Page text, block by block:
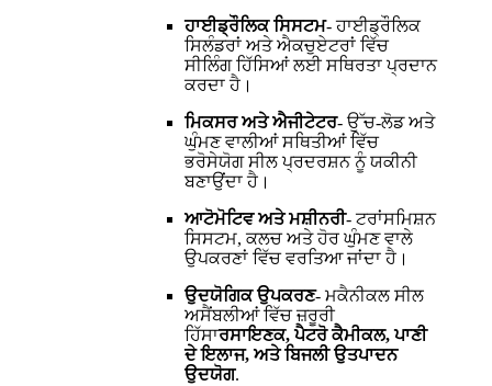
ਹਾਈਡ੍ਰੌਲਿਕ ਸਿਸਟਮ- ਹਾਈਡ੍ਰੌਲਿਕ
ਸਿਲੰਡਰਾਂ ਅਤੇ ਐਕਚੁਏਟਰਾਂ ਵਿੱਚ
ਸੀਲਿੰਗ ਹਿੱਸਿਆਂ ਲਈ ਸਥਿਰਤਾ ਪ੍ਰਦਾਨ
ਕਰਦਾ ਹੈ।
ਮਿਕਸਰ ਅਤੇ ਐਜੀਟੇਟਰ- ਉੱਚ-ਲੋਡ ਅਤੇ
ਘੁੰਮਣ ਵਾਲੀਆਂ ਸਥਿਤੀਆਂ ਵਿੱਚ
ਭਰੋਸੇਯੋਗ ਸੀਲ ਪ੍ਰਦਰਸ਼ਨ ਨੂੰ ਯਕੀਨੀ
ਬਣਾਉਂਦਾ ਹੈ।
ਆਟੋਮੋਟਿਵ ਅਤੇ ਮਸ਼ੀਨਰੀ- ਟਰਾਂਸਮਿਸ਼ਨ
ਸਿਸਟਮ, ਕਲਚ ਅਤੇ ਹੋਰ ਘੁੰਮਣ ਵਾਲੇ
ਉਪਕਰਣਾਂ ਵਿੱਚ ਵਰਤਿਆ ਜਾਂਦਾ ਹੈ।
ਉਦਯੋਗਿਕ ਉਪਕਰਣ- ਮਕੈਨੀਕਲ ਸੀਲ
ਅਸੈਂਬਲੀਆਂ ਵਿੱਚ ਜ਼ਰੂਰੀ
ਹਿੱਸਾਰਸਾਇਣਕ, ਪੈਟਰੋ ਕੈਮੀਕਲ, ਪਾਣੀ
ਦੇ ਇਲਾਜ, ਅਤੇ ਬਿਜਲੀ ਉਤਪਾਦਨ
ਉਦਯੋਗ.